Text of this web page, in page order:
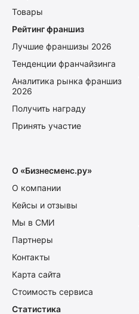
Товары
Рейтинг франшиз
Лучшие франшизы 2026
Тенденции франчайзинга
Аналитика рынка франшиз
2026
Получить награду
Принять участие
О «Бизнесменс.ру»
О компании
Кейсы и отзывы
Мы в СМИ
Партнеры
Контакты
Карта сайта
Стоимость сервиса
Статистика